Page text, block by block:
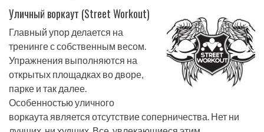
Уличный воркаут (Street Workout)
Главный упор делается на
тренинге с собственным весом.
Упражнения выполняются на
открытых площадках во дворе,
парке и так далее.
Особенностью уличного
воркаута является отсутствие соперничества. Нет ни